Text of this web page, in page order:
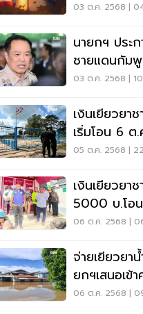
03 ต.ค. 2568 |
นายกฯ ประ
ชายแดนกัม
สัปดาห์หน้า
03 ต.ค. 2568 |
เงินเยียวยา
เริ่มโอน 6 ต.
ก่อน
05 ต.ค. 2568 |
เงินเยียวย
5000 บ.โอ
กบัญชีด่วน
06 ต.ค. 2568 |
จ่ายเยียวย
ยกฯเสนอเข้
ประสบภัย
06 ต.ค. 2568 |